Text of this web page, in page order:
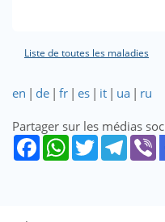
Liste de toutes les maladies
en | de | fr | es | it | ua | ru
Partager sur les médias